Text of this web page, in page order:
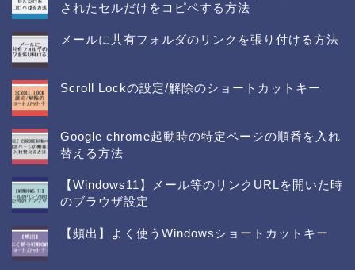
されたセルだけをコピペする方法
メールに共有フォルダのリンクを張り付ける方法
Scroll Lockの設定/解除のショートカットキー
Google chrome起動時の特定ページの順番を入れ
替える方法
【Windows11】メール等のリンクURLを開いた時
のブラウザ設定
【頻出】よく使うWindowsショートカットキー